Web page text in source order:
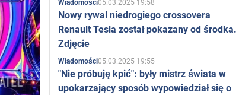
Wiadomości05.03.2025 19:58
Nowy rywal niedrogiego crossovera
Renault Tesla został pokazany od środka.
Zdjęcie
Wiadomości05.03.2025 19:55
"Nie próbuję kpić": były mistrz świata w
upokarzający sposób wypowiedział się o